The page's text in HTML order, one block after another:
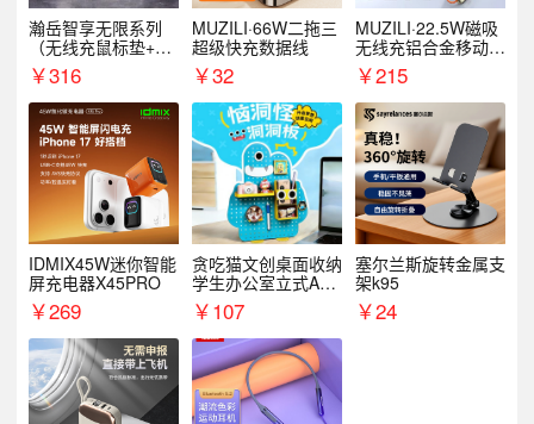
瀚岳智享无限系列
（无线充鼠标垫+飞
利浦音响+乐扣咖啡
杯）
￥316
MUZILI·66W二拖三
超级快充数据线
￥32
MUZILI·22.5W磁吸
无线充铝合金移动电
源R118W
￥215
IDMIX45W迷你智能
屏充电器X45PRO
￥269
贪吃猫文创桌面收纳
学生办公室立式A款
置物架洞洞板
￥107
塞尔兰斯旋转金属支
架k95
￥24